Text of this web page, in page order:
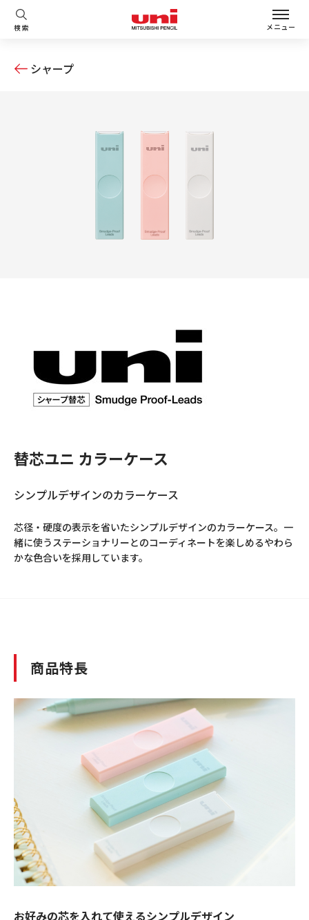
検索 メニュー
シャープ
替芯ユニ カラーケース
シンプルデザインのカラーケース
芯径・硬度の表示を省いたシンプルデザインのカラーケース。一
緒に使うステーショナリーとのコーディネートを楽しめるやわら
かな色合いを採用しています。
商品特長
お好みの芯を入れて使えるシンプルデザイン